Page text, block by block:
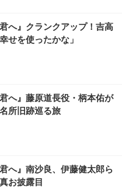
Corei7 15.6インチ IPS液
搭載 Win11 Pro ノー
256GB WEBカメラ付き 軽
FHD】GRAPHT THE S
24” Essential ゲーミン
チ 1ms FHD 量子ドット 残
へ』クランクアップ！吉高
せを使ったかな」
へ』藤原道長役・柄本佑が
所旧跡巡る旅
へ』南沙良、伊藤健太郎ら
お披露目